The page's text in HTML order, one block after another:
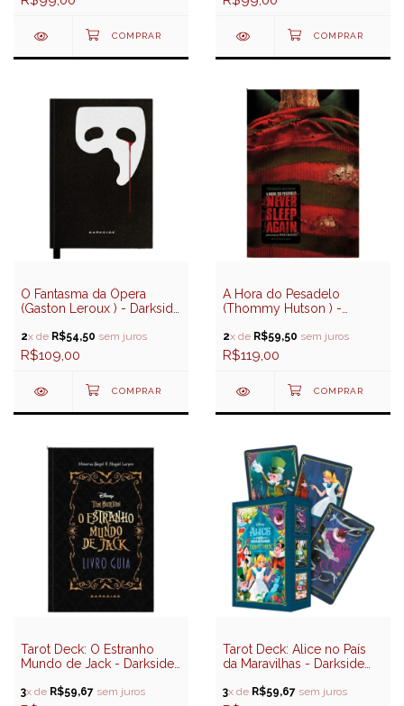
O Fantasma da Ópera
(Gaston Leroux ) - Darkside
2x de R$54,50 sem juros
R$109,00
A Hora do Pesadelo
(Thommy Hutson ) -
2x de R$59,50 sem juros
R$119,00
Tarot Deck: O Estranho
Mundo de Jack - Darkside
3x de R$59,67 sem juros
Tarot Deck: Alice no País
da Maravilhas - Darkside
3x de R$59,67 sem juros